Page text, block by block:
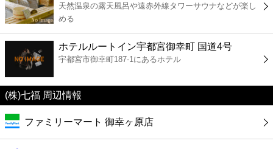
コンビニ
薬局
エンタメ
レジャー
天然温泉の露天風呂や遠赤外線タワーサウナなどが楽し
める
ホテルルートイン宇都宮御幸町 国道4号
宇都宮市御幸町187-1にあるホテル
(株)七福 周辺情報
ファミリーマート 御幸ヶ原店